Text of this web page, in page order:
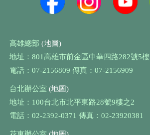
高雄總部 (地圖)
地址：801高雄市前金區中華四路282號5樓
電話：07-2156809 傳真：07-2156909
台北辦公室 (地圖)
地址：100台北市北平東路28號9樓之2
電話：02-2392-0371 傳真：02-23920381